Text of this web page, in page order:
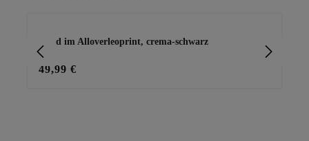
Kleid im Alloverleoprint, crema-schwarz
49,99 €